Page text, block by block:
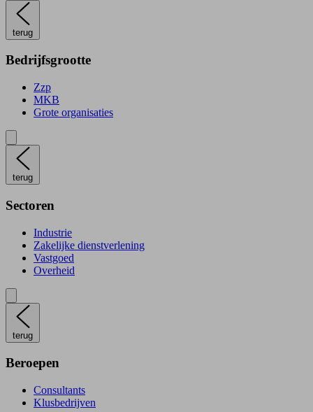
terug
Bedrijfsgrootte
Zzp
MKB
Grote organisaties
terug
Sectoren
Industrie
Zakelijke dienstverlening
Vastgoed
Overheid
terug
Beroepen
Consultants
Klusbedrijven